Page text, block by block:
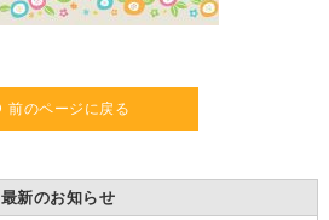
前のページに戻る
最新のお知らせ